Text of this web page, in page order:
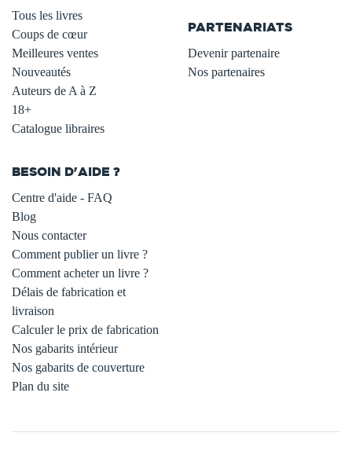
Tous les livres
Coups de cœur
Meilleures ventes
Nouveautés
Auteurs de A à Z
18+
Catalogue libraires
PARTENARIATS
Devenir partenaire
Nos partenaires
BESOIN D'AIDE ?
Centre d'aide - FAQ
Blog
Nous contacter
Comment publier un livre ?
Comment acheter un livre ?
Délais de fabrication et
livraison
Calculer le prix de fabrication
Nos gabarits intérieur
Nos gabarits de couverture
Plan du site